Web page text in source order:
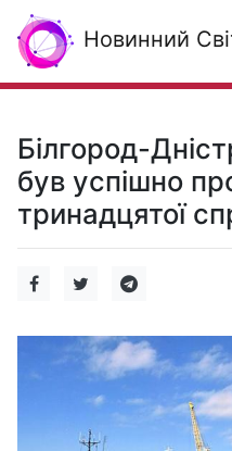
Новинний
Білгород-
був успішно
тринадцятої